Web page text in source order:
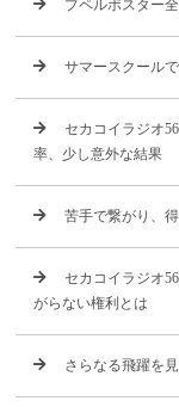
プペルポスター
サマースクール
セカコイラジオ
率、少し意外な結果
苦手で繋がり、
セカコイラジオ
がらない権利とは
さらなる飛躍を